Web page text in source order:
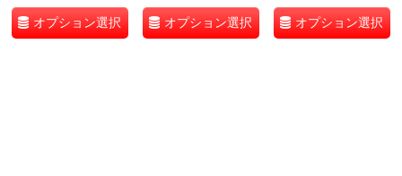
オプション選択 オプション選択 オプション選択